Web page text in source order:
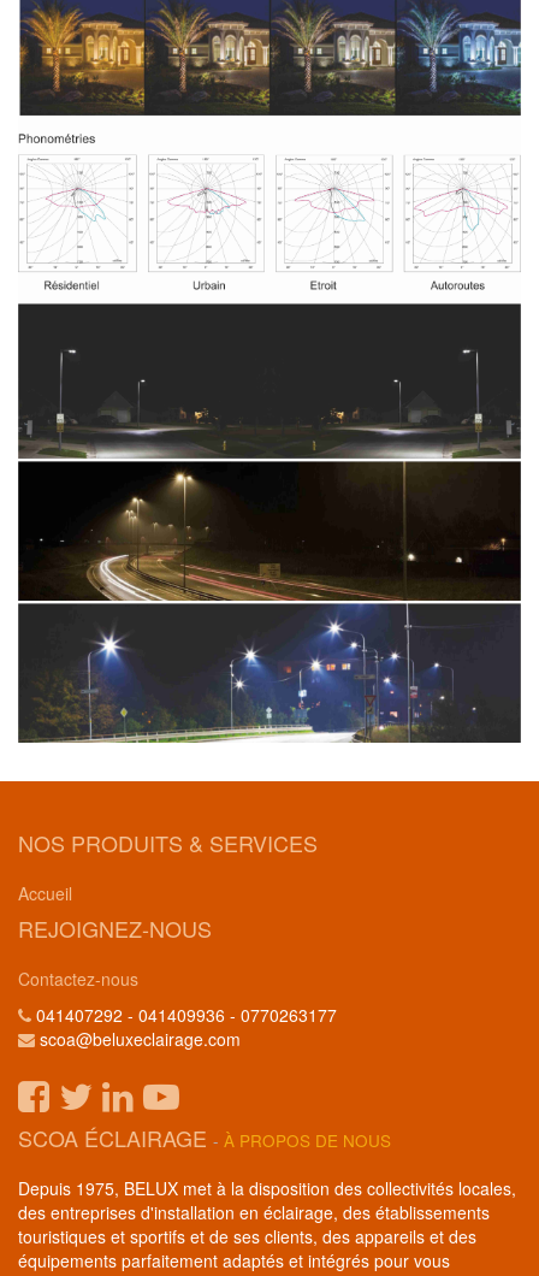
NOS PRODUITS & SERVICES
Accueil
REJOIGNEZ-NOUS
Contactez-nous
041407292 - 041409936 - 0770263177
scoa@beluxeclairage.com
SCOA ÉCLAIRAGE - À PROPOS DE NOUS
Depuis 1975, BELUX met à la disposition des collectivités locales,
des entreprises d'installation en éclairage, des établissements
touristiques et sportifs et de ses clients, des appareils et des
équipements parfaitement adaptés et intégrés pour vous